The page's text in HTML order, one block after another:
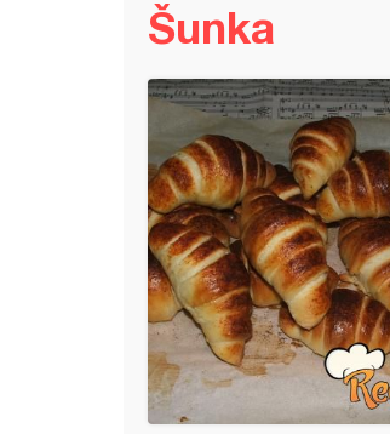
Šunka
sa šunkom i kačkavaljem